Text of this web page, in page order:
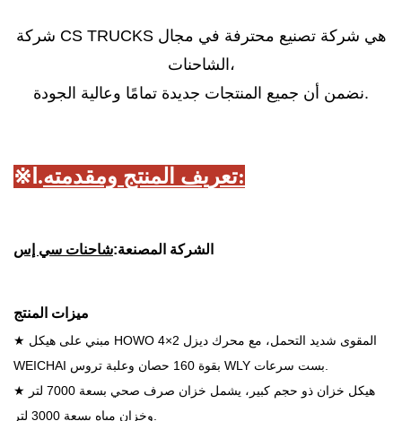
شركة CS TRUCKS هي شركة تصنيع محترفة في مجال
الشاحنات،
نضمن أن جميع المنتجات جديدة تمامًا وعالية الجودة.
※ Ⅰ. تعريف المنتج ومقدمته:
الشركة المصنعة:شاحنات سي إس
ميزات المنتج
★ مبني على هيكل HOWO 4×2 المقوى شديد التحمل، مع محرك ديزل
★ هيكل خزان ذو حجم كبير، يشمل خزان صرف صحي بسعة 7000 لتر